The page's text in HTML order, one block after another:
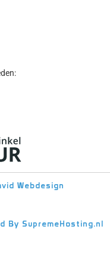
Webdesign
By SupremeHosting.nl